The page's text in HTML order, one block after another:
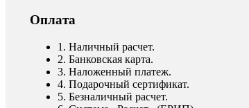
Оплата
1. Наличный расчет.
2. Банковская карта.
3. Наложенный платеж.
4. Подарочный сертификат.
5. Безналичный расчет.